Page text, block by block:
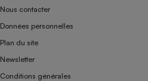
Nous contacter
Données personnelles
Plan du site
Newsletter
Conditions générales